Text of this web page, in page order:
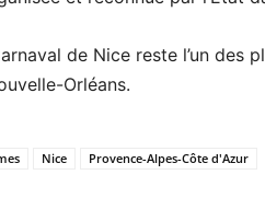
de Nice reste l’un
Orléans.
Nice Provence-Alpes-Côte d'Azur